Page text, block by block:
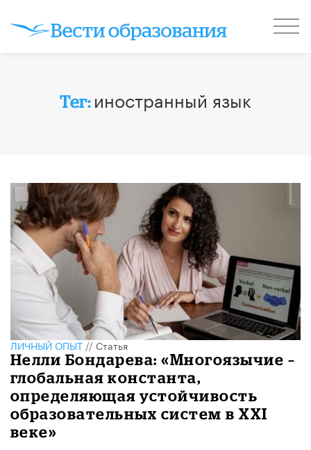
Тег: иностранный язык
ЛИЧНЫЙ ОПЫТ//Статья
​Нелли Бондарева: «Многоязычие –
глобальная константа,
определяющая устойчивость
образовательных систем в XXI
веке»